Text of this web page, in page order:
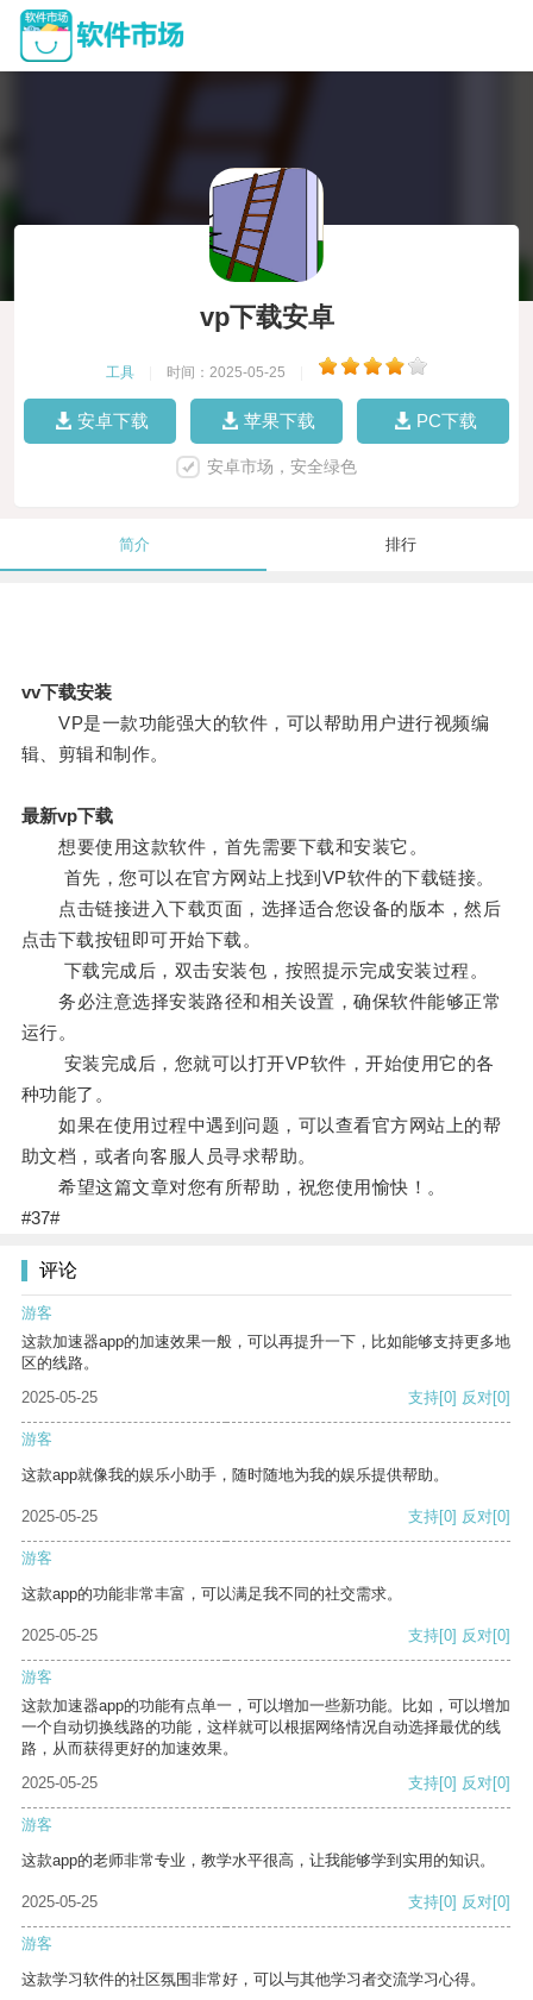
vp下载安卓
工具 时间：2025-05-25
安卓下载 苹果下载 PC下载
安卓市场，安全绿色
简介 排行
vv下载安装
VP是一款功能强大的软件，可以帮助用户进行视频编
辑、剪辑和制作。
最新vp下载
想要使用这款软件，首先需要下载和安装它。
首先，您可以在官方网站上找到VP软件的下载链接。
点击链接进入下载页面，选择适合您设备的版本，然后
点击下载按钮即可开始下载。
下载完成后，双击安装包，按照提示完成安装过程。
务必注意选择安装路径和相关设置，确保软件能够正常
运行。
安装完成后，您就可以打开VP软件，开始使用它的各
种功能了。
如果在使用过程中遇到问题，可以查看官方网站上的帮
助文档，或者向客服人员寻求帮助。
希望这篇文章对您有所帮助，祝您使用愉快！。
#37#
评论
游客
这款加速器app的加速效果一般，可以再提升一下，比如能够支持更多地
区的线路。
2025-05-25
支持[0] 反对[0]
游客
这款app就像我的娱乐小助手，随时随地为我的娱乐提供帮助。
2025-05-25 支持[0] 反对[0]
游客
这款app的功能非常丰富，可以满足我不同的社交需求。
2025-05-25 支持[0] 反对[0]
游客
这款加速器app的功能有点单一，可以增加一些新功能。比如，可以增加
一个自动切换线路的功能，这样就可以根据网络情况自动选择最优的线
路，从而获得更好的加速效果。
2025-05-25
支持[0] 反对[0]
游客
这款app的老师非常专业，教学水平很高，让我能够学到实用的知识。
2025-05-25 支持[0] 反对[0]
游客
这款学习软件的社区氛围非常好，可以与其他学习者交流学习心得。